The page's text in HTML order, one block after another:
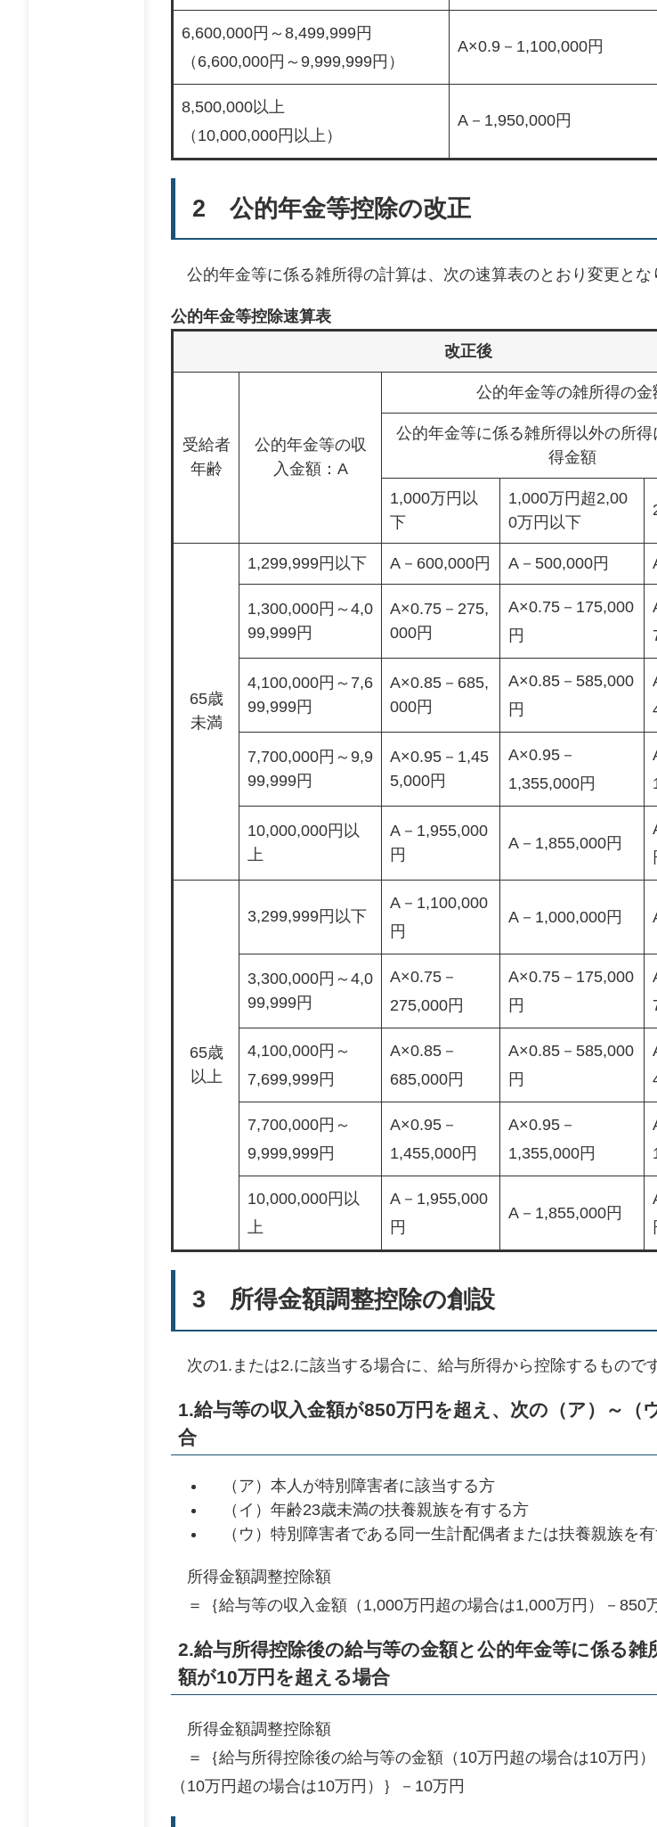
6,600,000円～8,499,999円
（6,600,000円～9,999,999円）
A×0.9－1,100,000円
8,500,000以上
（10,000,000円以上）
A－1,950,000円
2 公的年金等控除の改正
公的年金等に係る雑所得の計算は、次の速算表のとおり変更とな
公的年金等控除速算表
改正後
受給者
年齢
公的年金等の収
入金額：A
公的年金等の雑所得の金
公的年金等に係る雑所得以外の所
得金額
1,000万円以
下
1,000万円超2,00
0万円以下
65歳
未満
1,299,999円以下 A－600,000円 A－500,000円
1,300,000円～4,0
99,999円
A×0.75－275,
000円
A×0.75－175,000
円
4,100,000円～7,6
99,999円
A×0.85－685,
000円
A×0.85－585,000
円
7,700,000円～9,9
99,999円
A×0.95－1,45
5,000円
A×0.95－
1,355,000円
10,000,000円以
上
A－1,955,000
円
A－1,855,000円
65歳
以上
3,299,999円以下
A－1,100,000
円
A－1,000,000円
3,300,000円～4,0
99,999円
A×0.75－
275,000円
A×0.75－175,000
円
4,100,000円～
7,699,999円
A×0.85－
685,000円
A×0.85－585,000
円
7,700,000円～
9,999,999円
A×0.95－
1,455,000円
A×0.95－
1,355,000円
10,000,000円以
上
A－1,955,000
円
A－1,855,000円
3 所得金額調整控除の創設
次の1.または2.に該当する場合に、給与所得から控除するものです
1.給与等の収入金額が850万円を超え、次の（ア）～（
合
（ア）本人が特別障害者に該当する方
（イ）年齢23歳未満の扶養親族を有する方
（ウ）特別障害者である同一生計配偶者または扶養親族を
所得金額調整控除額
＝｛給与等の収入金額（1,000万円超の場合は1,000万円）－850
2.給与所得控除後の給与等の金額と公的年金等に係る雑
額が10万円を超える場合
所得金額調整控除額
＝｛給与所得控除後の給与等の金額（10万円超の場合は10万円
（10万円超の場合は10万円）｝－10万円